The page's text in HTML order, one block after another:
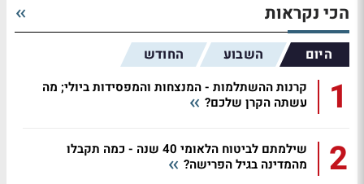
הכי נקראות
היום השבוע החודש
1
קרנות ההשתלמות - המנצחות והמפסידות ביולי; מה
עשתה הקרן שלכם?
2
שילמתם לביטוח הלאומי 40 שנה - כמה תקבלו
מהמדינה בגיל הפרישה?